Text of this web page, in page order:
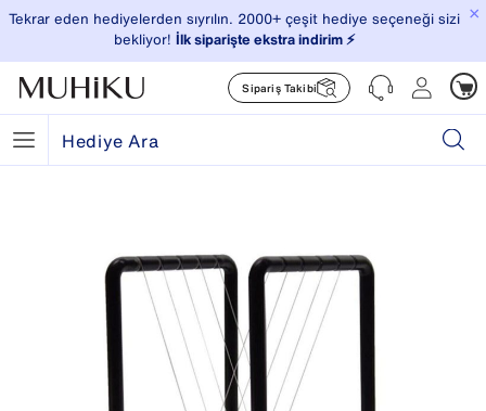
×
Tekrar eden hediyelerden sıyrılın. 2000+ çeşit hediye seçeneği sizi
bekliyor! İlk siparişte ekstra indirim ⚡️
Sipariş Takibi